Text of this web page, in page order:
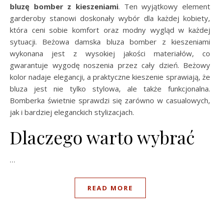
bluzę bomber z kieszeniami. Ten wyjątkowy element
garderoby stanowi doskonały wybór dla każdej kobiety,
która ceni sobie komfort oraz modny wygląd w każdej
sytuacji. Beżowa damska bluza bomber z kieszeniami
wykonana jest z wysokiej jakości materiałów, co
gwarantuje wygodę noszenia przez cały dzień. Beżowy
kolor nadaje elegancji, a praktyczne kieszenie sprawiają, że
bluza jest nie tylko stylowa, ale także funkcjonalna.
Bomberka świetnie sprawdzi się zarówno w casualowych,
jak i bardziej eleganckich stylizacjach.
Dlaczego warto wybrać
…
READ MORE